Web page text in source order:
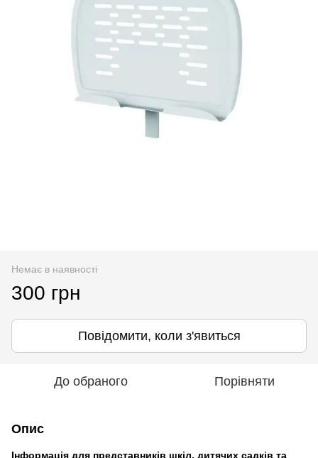
Немає в наявності
300 грн
Повідомити, коли з'явиться
До обраного Порівняти
Опис
Інформація для представників шкіл, дитячих садків та